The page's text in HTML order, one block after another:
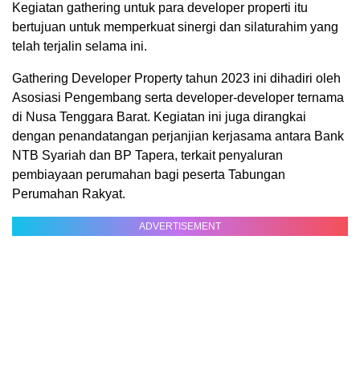
Kegiatan gathering untuk para developer properti itu
bertujuan untuk memperkuat sinergi dan silaturahim yang
telah terjalin selama ini.
Gathering Developer Property tahun 2023 ini dihadiri oleh
Asosiasi Pengembang serta developer-developer ternama
di Nusa Tenggara Barat. Kegiatan ini juga dirangkai
dengan penandatangan perjanjian kerjasama antara Bank
NTB Syariah dan BP Tapera, terkait penyaluran
pembiayaan perumahan bagi peserta Tabungan
Perumahan Rakyat.
ADVERTISEMENT